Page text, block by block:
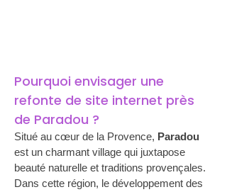
Pourquoi envisager une
refonte de site internet près
de Paradou ?
Situé au cœur de la Provence, Paradou
est un charmant village qui juxtapose
beauté naturelle et traditions provençales.
Dans cette région, le développement des